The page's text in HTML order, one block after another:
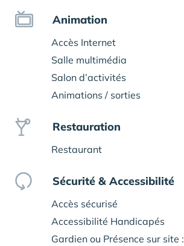
Animation
Accès Internet
Salle multimédia
Salon d’activités
Animations / sorties
Restauration
Restaurant
Sécurité & Accessibilité
Accès sécurisé
Accessibilité Handicapés
Gardien ou Présence sur site :